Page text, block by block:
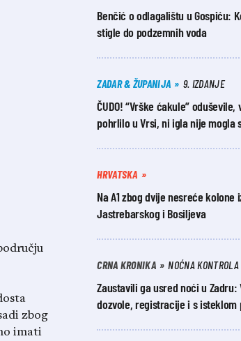
zbog
imati
Benčić o odlagalištu u Gospiću:
stigle do podzemnih voda
ZADAR & ŽUPANIJA 9. IZDANJE
ČUDO! “Vrške ćakule”
pohrlilo u Vrsi, ni igla nije
HRVATSKA
Na A1 zbog dvije nesreće kolone
Jastrebarskog i Bosiljeva
CRNA KRONIKA NOĆNA KONTROLA
Zaustavili ga usred noći u Zadru:
dozvole, registracije i s isteklom